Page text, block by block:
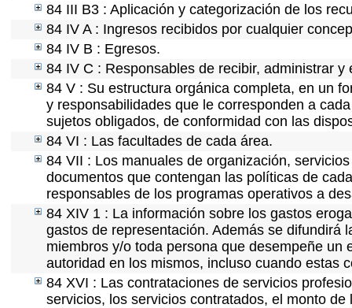
84 III B3 : Aplicación y categorización de los
84 IV A : Ingresos recibidos por cualquier
84 IV B : Egresos.
84 IV C : Responsables de recibir, administrar y
84 V : Su estructura orgánica completa, en un
y responsabilidades que le corresponden a
sujetos obligados, de conformidad con las
84 VI : Las facultades de cada área.
84 VII : Los manuales de organización,
documentos que contengan las políticas de
responsables de los programas operativos a
84 XIV 1 : La información sobre los gastos
gastos de representación. Además se difundirá
miembros y/o toda persona que desempeñe
autoridad en los mismos, incluso cuando estas
84 XVI : Las contrataciones de servicios
servicios, los servicios contratados, el monto